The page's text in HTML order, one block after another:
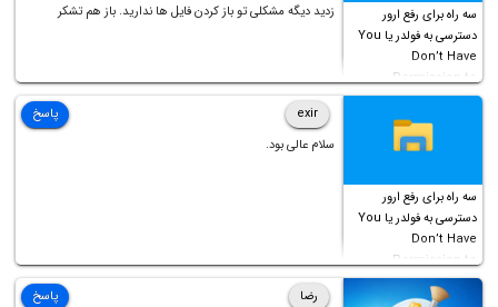
سه راه برای رفع ارور
دسترسی به فولدر یا You
Don’t Have
Permission to
Access this folder
زدید دیگه مشکلی تو باز کردن فایل ها ندارید. باز هم تشکر
سه راه برای رفع ارور
دسترسی به فولدر یا You
Don’t Have
Permission to
Access this folder
exir
سلام عالی بود.
پاسخ
رضا
پاسخ